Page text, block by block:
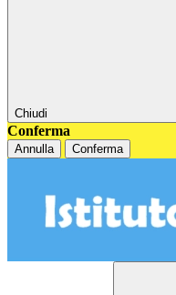
Chiudi
Conferma
Annulla Conferma